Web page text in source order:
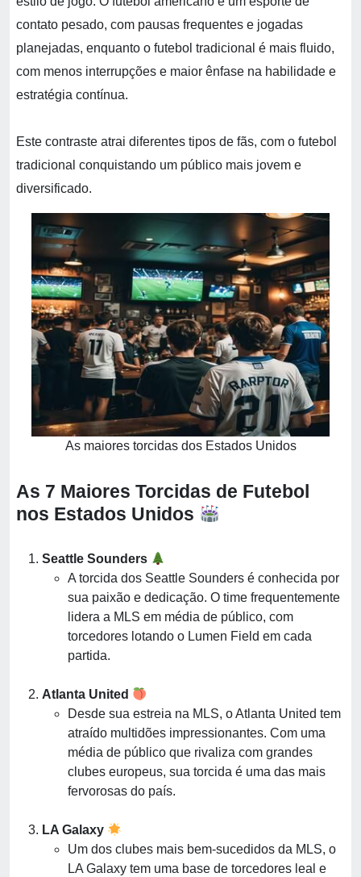
contato pesado, com pausas frequentes e jogadas
planejadas, enquanto o futebol tradicional é mais fluido,
com menos interrupções e maior ênfase na habilidade e
estratégia contínua.
Este contraste atrai diferentes tipos de fãs, com o futebol
tradicional conquistando um público mais jovem e
diversificado.
As maiores torcidas dos Estados Unidos
As 7 Maiores Torcidas de Futebol
nos Estados Unidos
Seattle Sounders
A torcida dos Seattle Sounders é conhecida por
sua paixão e dedicação. O time frequentemente
lidera a MLS em média de público, com
torcedores lotando o Lumen Field em cada
partida.
Atlanta United
Desde sua estreia na MLS, o Atlanta United tem
atraído multidões impressionantes. Com uma
média de público que rivaliza com grandes
clubes europeus, sua torcida é uma das mais
fervorosas do país.
LA Galaxy
Um dos clubes mais bem-sucedidos da MLS, o
LA Galaxy tem uma base de torcedores leal e